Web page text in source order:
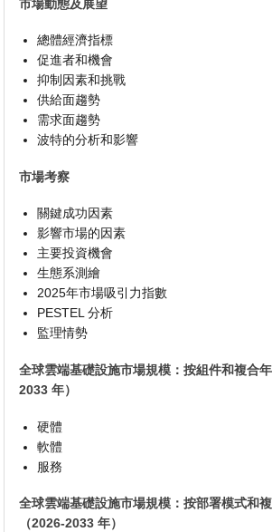
市場動態及展望
總體經濟指標
促進者和機會
抑制因素和挑戰
供給面趨勢
需求面趨勢
波特的分析和影響
市場考察
關鍵成功因素
影響市場的因素
主要投資機會
生態系測繪
2025年市場吸引力指數
PESTEL 分析
監理情勢
全球雲端基礎設施市場規模：按組件和複合
2033 年）
硬體
軟體
服務
全球雲端基礎設施市場規模：按部署模式和
（2026-2033 年）